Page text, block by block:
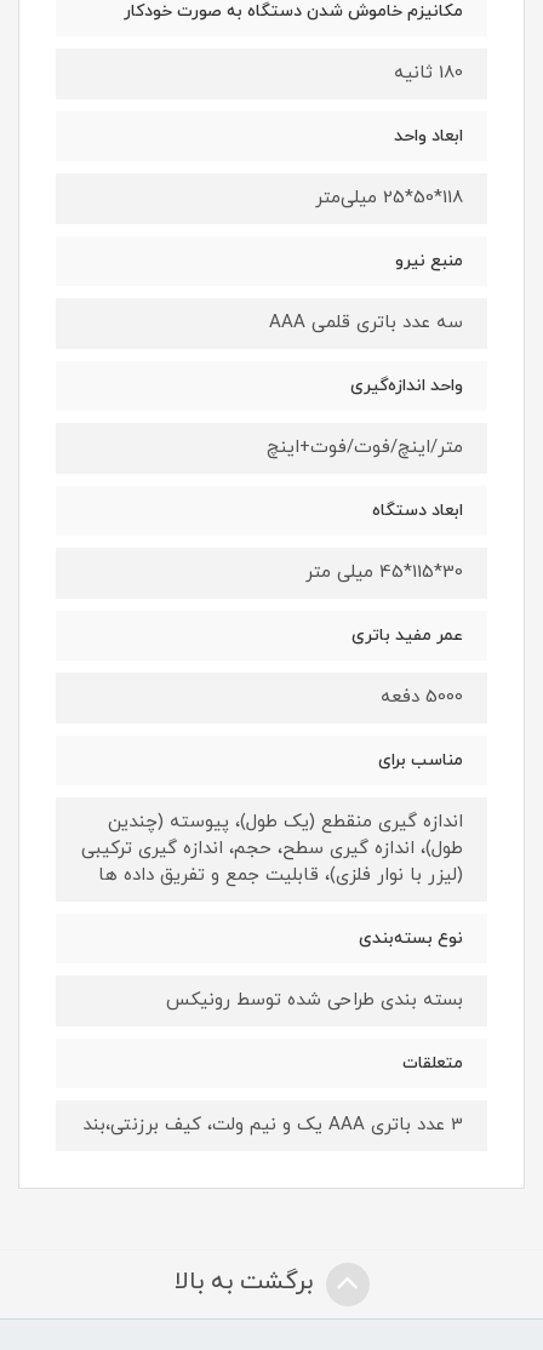
مکانیزم خاموش شدن دستگاه به صورت خودکار
180 ثانیه
ابعاد واحد
118*50*25 میلی‌متر
منبع نیرو
سه عدد باتری قلمی AAA
واحد اندازه‌گیری
متر/اینچ/فوت/فوت+اینچ
ابعاد دستگاه
30*115*45 میلی متر
عمر مفید باتری
5000 دفعه
مناسب برای
اندازه گیری منقطع (یک طول)، پیوسته (چندین
طول)، اندازه گیری سطح، حجم، اندازه گیری ترکیبی
(لیزر با نوار فلزی)، قابلیت جمع و تفریق داده ها
نوع بسته‌بندی
بسته بندی طراحی شده توسط رونیکس
متعلقات
3 عدد باتری AAA یک و نیم ولت، کیف برزنتی،بند
برگشت به بالا